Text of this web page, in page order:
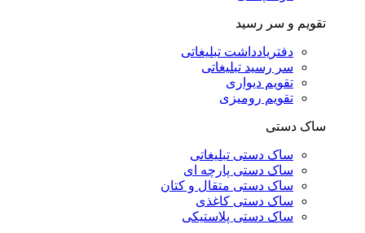
تقویم و سر رسید
دفتریادداشت تبلیغاتی
سر رسید تبلیغاتی
تقویم دیواری
تقویم رومیزی
ساک دستی
ساک دستی تبلیغاتی
ساک دستی پارچه ای
ساک دستی متقال و کتان
ساک دستی کاغذی
ساک دستی پلاستیکی